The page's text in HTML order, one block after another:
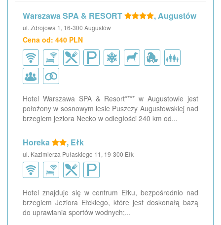
Warszawa SPA & RESORT , Augustów
ul. Zdrojowa 1, 16-300 Augustów
Cena od: 440 PLN
Hotel Warszawa SPA & Resort**** w Augustowie jest
położony w sosnowym lesie Puszczy Augustowskiej nad
brzegiem jeziora Necko w odległości 240 km od...
Horeka , Ełk
ul. Kazimierza Pułaskiego 11, 19-300 Ełk
Hotel znajduje się w centrum Ełku, bezpośrednio nad
brzegiem Jeziora Ełckiego, które jest doskonałą bazą
do uprawiania sportów wodnych;...